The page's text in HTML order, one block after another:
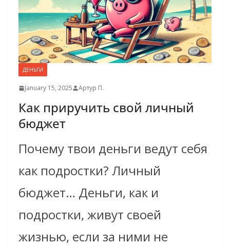
ДЕНЬГИ
January 15, 2025 Артур П.
Как приручить свой личный
бюджет
Почему твои деньги ведут себя
как подростки? Личный
бюджет… Деньги, как и
подростки, живут своей
жизнью, если за ними не